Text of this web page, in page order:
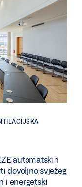
automatskih
dovoljno svježeg
i energetski